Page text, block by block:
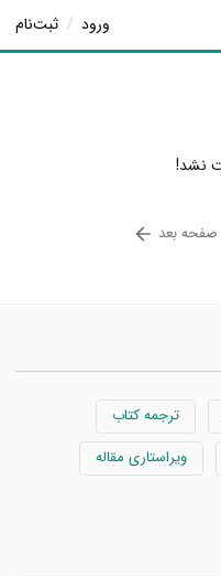
ورود / ثبت‌نام
نشد!
صفحه بعد
ترجمه کتاب
ویراستاری مقاله